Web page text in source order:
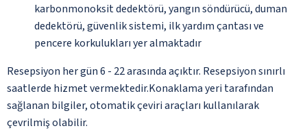
karbonmonoksit dedektörü, yangın söndürücü, duman
dedektörü, güvenlik sistemi, ilk yardım çantası ve
pencere korkulukları yer almaktadır
Resepsiyon her gün 6 - 22 arasında açıktır. Resepsiyon sınırlı
saatlerde hizmet vermektedir.Konaklama yeri tarafından
sağlanan bilgiler, otomatik çeviri araçları kullanılarak
çevrilmiş olabilir.